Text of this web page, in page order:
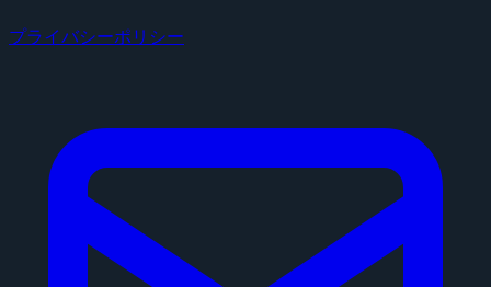
プライバシーポリシー